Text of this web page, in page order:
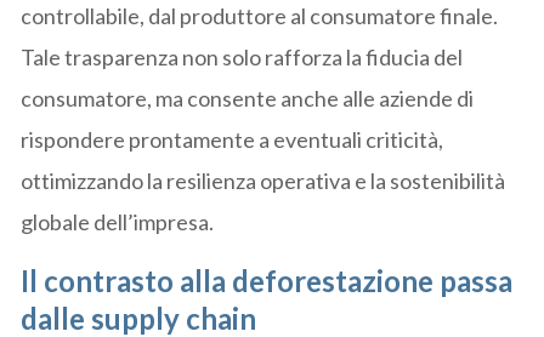
controllabile, dal produttore al consumatore finale.
Tale trasparenza non solo rafforza la fiducia del
consumatore, ma consente anche alle aziende di
rispondere prontamente a eventuali criticità,
ottimizzando la resilienza operativa e la sostenibilità
globale dell’impresa.
Il contrasto alla deforestazione passa
dalle supply chain